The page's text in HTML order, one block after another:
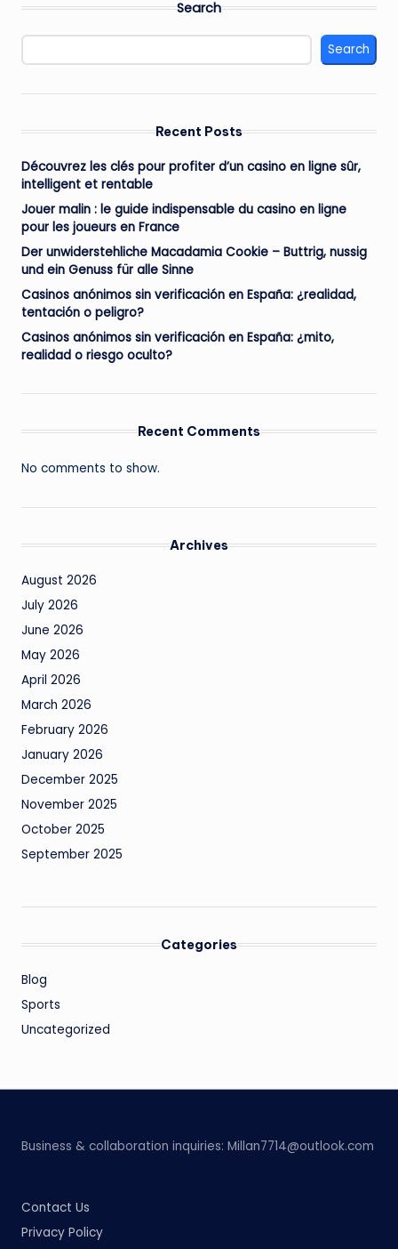
Search
Search
Recent Posts
Découvrez les clés pour profiter d’un casino en ligne sûr,
intelligent et rentable
Jouer malin : le guide indispensable du casino en ligne
pour les joueurs en France
Der unwiderstehliche Macadamia Cookie – Buttrig, nussig
und ein Genuss für alle Sinne
Casinos anónimos sin verificación en España: ¿realidad,
tentación o peligro?
Casinos anónimos sin verificación en España: ¿mito,
realidad o riesgo oculto?
Recent Comments
No comments to show.
Archives
August 2026
July 2026
June 2026
May 2026
April 2026
March 2026
February 2026
January 2026
December 2025
November 2025
October 2025
September 2025
Categories
Blog
Sports
Uncategorized
Business & collaboration inquiries: Millan7714@outlook.com
Contact Us
Privacy Policy